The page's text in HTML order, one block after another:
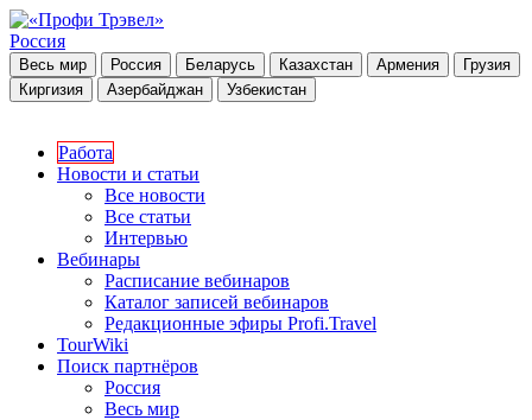
Россия
Весь мир Россия Беларусь Казахстан Армения
Грузия
Киргизия
Азербайджан Узбекистан
Работа
Новости и статьи
Все новости
Все статьи
Интервью
Вебинары
Расписание вебинаров
Каталог записей вебинаров
Редакционные эфиры Profi.Travel
TourWiki
Поиск партнёров
Россия
Весь мир